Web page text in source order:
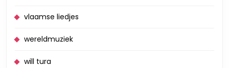
vlaamse liedjes
wereldmuziek
will tura